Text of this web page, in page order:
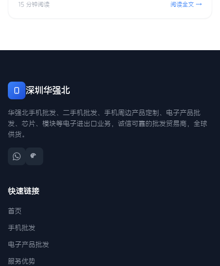
15 分钟阅读 阅读全文 →
深圳华强北
华强北手机批发、二手机批发、手机周边产品定制、电子产品批
发、芯片、模块等电子进出口业务，诚信可靠的批发贸易商，全球
供货。
快速链接
首页
手机批发
电子产品批发
服务优势